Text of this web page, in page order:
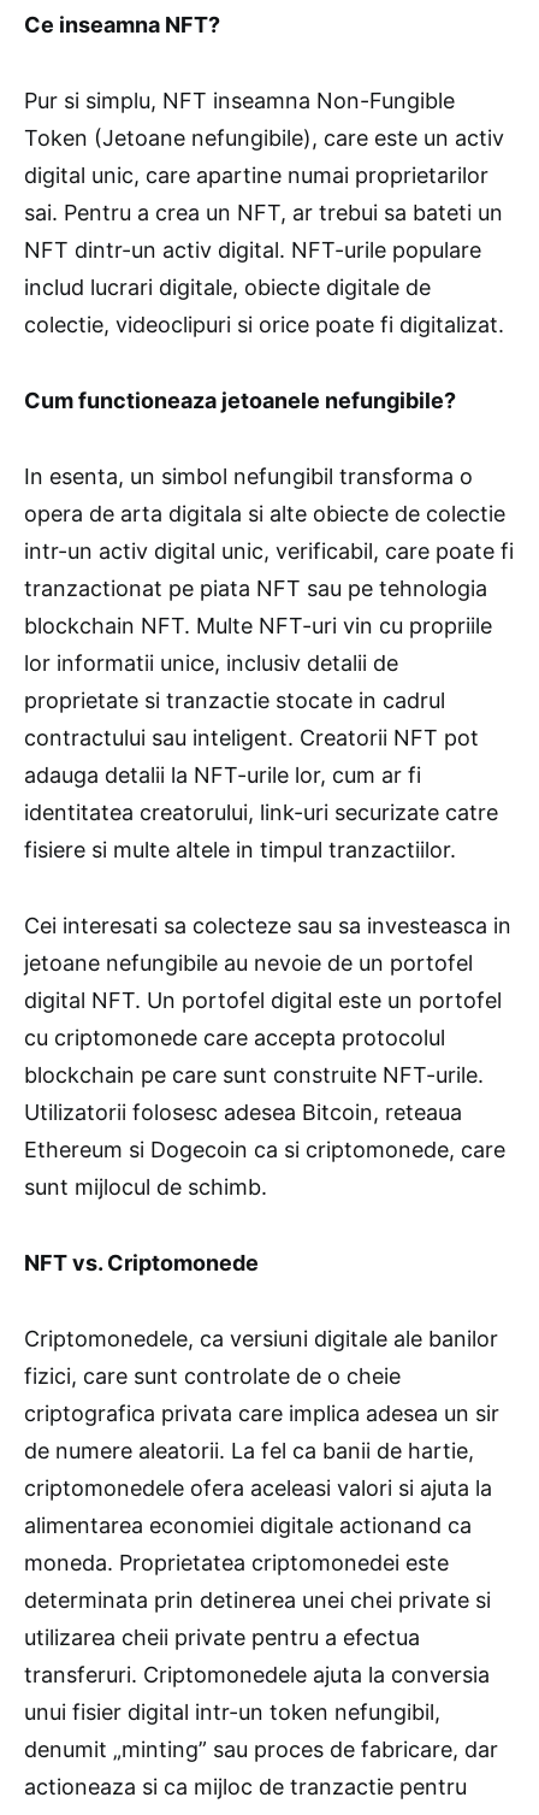
Ce inseamna NFT?
Pur si simplu, NFT inseamna Non-Fungible
Token (Jetoane nefungibile), care este un activ
digital unic, care apartine numai proprietarilor
sai. Pentru a crea un NFT, ar trebui sa bateti un
NFT dintr-un activ digital. NFT-urile populare
includ lucrari digitale, obiecte digitale de
colectie, videoclipuri si orice poate fi digitalizat.
Cum functioneaza jetoanele nefungibile?
In esenta, un simbol nefungibil transforma o
opera de arta digitala si alte obiecte de colectie
intr-un activ digital unic, verificabil, care poate fi
tranzactionat pe piata NFT sau pe tehnologia
blockchain NFT. Multe NFT-uri vin cu propriile
lor informatii unice, inclusiv detalii de
proprietate si tranzactie stocate in cadrul
contractului sau inteligent. Creatorii NFT pot
adauga detalii la NFT-urile lor, cum ar fi
identitatea creatorului, link-uri securizate catre
fisiere si multe altele in timpul tranzactiilor.
Cei interesati sa colecteze sau sa investeasca in
jetoane nefungibile au nevoie de un portofel
digital NFT. Un portofel digital este un portofel
cu criptomonede care accepta protocolul
blockchain pe care sunt construite NFT-urile.
Utilizatorii folosesc adesea Bitcoin, reteaua
Ethereum si Dogecoin ca si criptomonede, care
sunt mijlocul de schimb.
NFT vs. Criptomonede
Criptomonedele, ca versiuni digitale ale banilor
fizici, care sunt controlate de o cheie
criptografica privata care implica adesea un sir
de numere aleatorii. La fel ca banii de hartie,
criptomonedele ofera aceleasi valori si ajuta la
alimentarea economiei digitale actionand ca
moneda. Proprietatea criptomonedei este
determinata prin detinerea unei chei private si
utilizarea cheii private pentru a efectua
transferuri. Criptomonedele ajuta la conversia
unui fisier digital intr-un token nefungibil,
denumit „minting” sau proces de fabricare, dar
actioneaza si ca mijloc de tranzactie pentru